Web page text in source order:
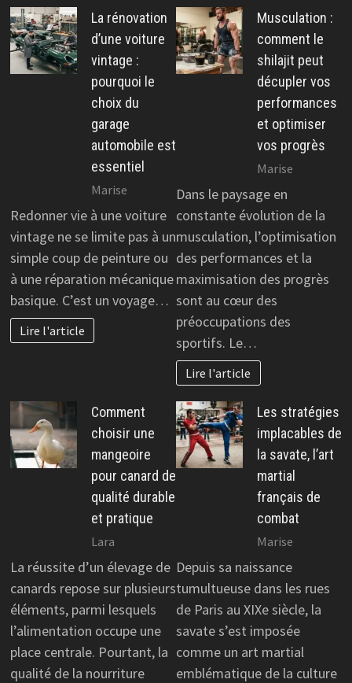
La rénovation
d’une voiture
vintage :
pourquoi le
choix du
garage
automobile est
essentiel
Marise
Redonner vie à une voiture
vintage ne se limite pas à un
simple coup de peinture ou
à une réparation mécanique
basique. C’est un voyage…
Lire l'article
Musculation :
comment le
shilajit peut
décupler vos
performances
et optimiser
vos progrès
Marise
Dans le paysage en
constante évolution de la
musculation, l’optimisation
des performances et la
maximisation des progrès
sont au cœur des
préoccupations des
sportifs. Le…
Lire l'article
Comment
choisir une
mangeoire
pour canard de
qualité durable
et pratique
Lara
La réussite d’un élevage de
canards repose sur plusieurs
éléments, parmi lesquels
l’alimentation occupe une
place centrale. Pourtant, la
qualité de la nourriture
Les stratégies
implacables de
la savate, l’art
martial
français de
combat
Marise
Depuis sa naissance
tumultueuse dans les rues
de Paris au XIXe siècle, la
savate s’est imposée
comme un art martial
emblématique de la culture